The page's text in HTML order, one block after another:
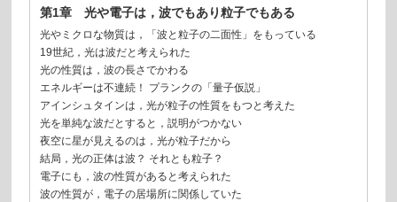
第1章 光や電子は，波でもあり粒子でもある
光やミクロな物質は，「波と粒子の二面性」をもっている
19世紀，光は波だと考えられた
光の性質は，波の長さでかわる
エネルギーは不連続！ プランクの「量子仮説」
アインシュタインは，光が粒子の性質をもつと考えた
光を単純な波だとすると，説明がつかない
夜空に星が見えるのは，光が粒子だから
結局，光の正体は波？ それとも粒子？
電子にも，波の性質があると考えられた
波の性質が，電子の居場所に関係していた